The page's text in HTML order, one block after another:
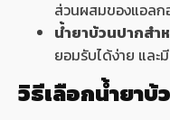
ส่วนผสมของแอล
น้ำยาบ้วนปากสำ
ยอมรับได้ง่าย แล
วิธีเลือกน้ำยาบ้